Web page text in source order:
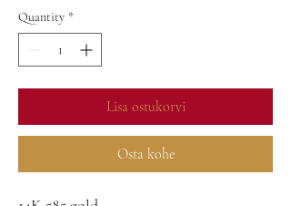
Quantity *
Lisa ostukorvi
Osta kohe